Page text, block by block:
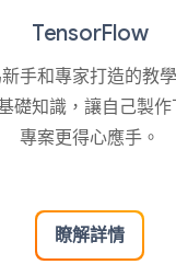
TensorFlow
手和專家打造的教
礎知識，讓自己製
專案更得心應手。
瞭解詳情